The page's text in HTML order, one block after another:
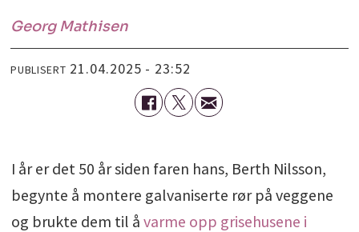
Georg Mathisen
PUBLISERT 21.04.2025 - 23:52
I år er det 50 år siden faren hans, Berth Nilsson,
begynte å montere galvaniserte rør på veggene
og brukte dem til å varme opp grisehusene i